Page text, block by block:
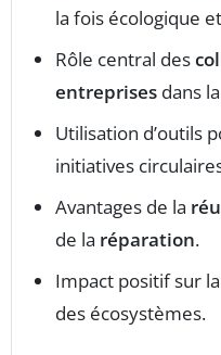
la fois écologique
Rôle central des
entreprises dans
Utilisation d’outils
initiatives
Avantages de la
de la réparation.
Impact positif sur la
des écosystèmes.